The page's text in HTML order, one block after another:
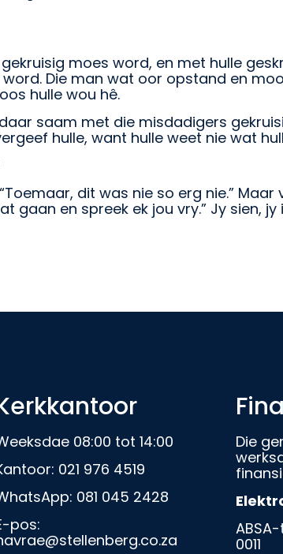
moes word, en met hulle
Die man wat oor opstand en
hulle wou hê.
saam met die misdadigers
hulle, want hulle weet nie wat
dit was nie so erg nie.” Maar
gaan en spreek ek jou vry.” Jy sien,
08:00 tot 14:00
021 976 4519
081 045 2428
pos:
Die
0011